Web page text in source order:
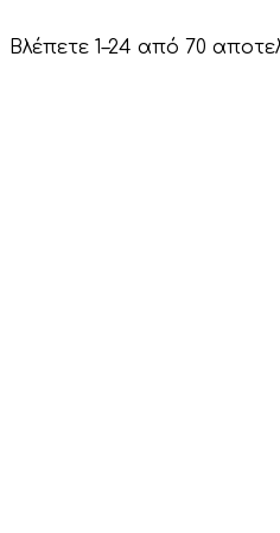
Βλέπετε 1–24 από 70